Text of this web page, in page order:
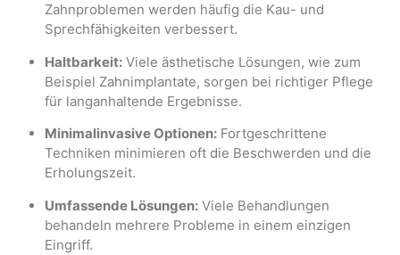
Zahnproblemen werden häufig die Kau- und
Sprechfähigkeiten verbessert.
Haltbarkeit: Viele ästhetische Lösungen, wie zum
Beispiel Zahnimplantate, sorgen bei richtiger Pflege
für langanhaltende Ergebnisse.
Minimalinvasive Optionen: Fortgeschrittene
Techniken minimieren oft die Beschwerden und die
Erholungszeit.
Umfassende Lösungen: Viele Behandlungen
behandeln mehrere Probleme in einem einzigen
Eingriff.